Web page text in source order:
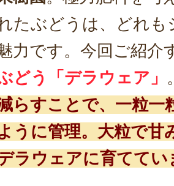
たぶどうは、どれも
力です。今回ご紹介
どう「デラウェア」
らすことで、一粒一
うに管理。大粒で甘
ラウェアに育ててい